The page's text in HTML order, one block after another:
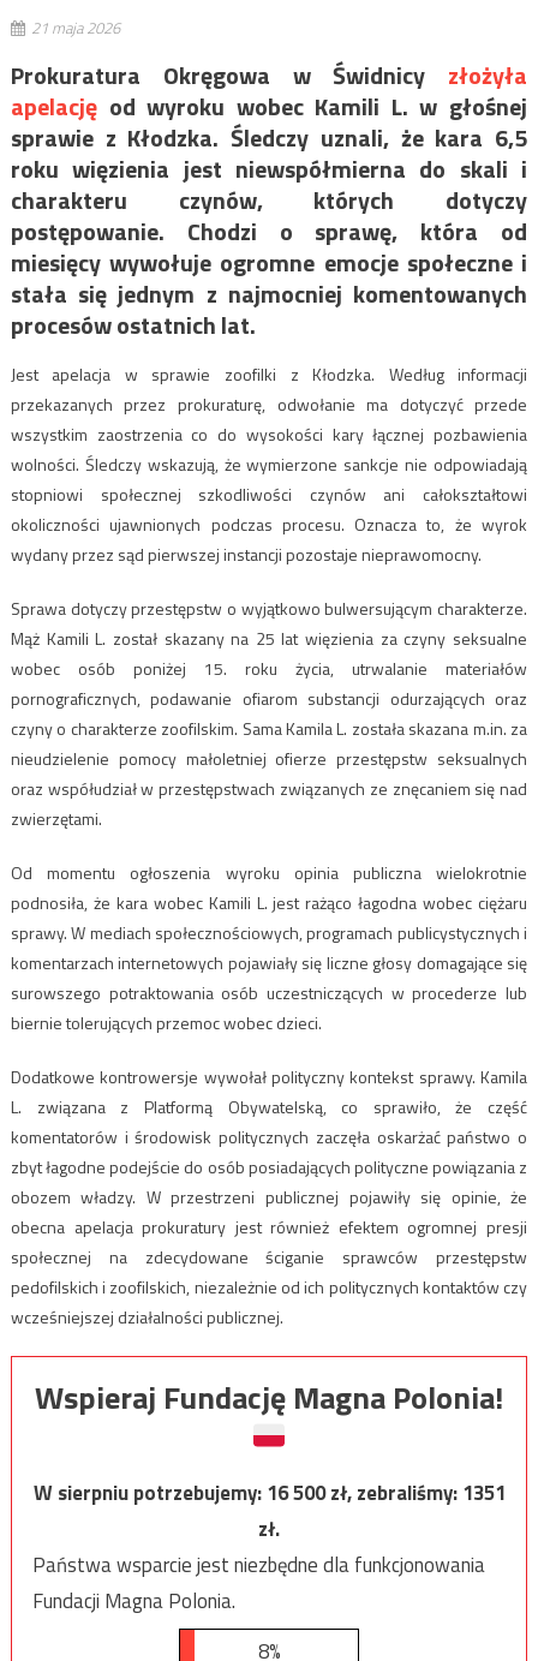
21 maja 2026
Prokuratura Okręgowa w Świdnicy złożyła
apelacjęod wyroku wobec Kamili L. w głośnej
sprawie z Kłodzka. Śledczy uznali, że kara 6,5
roku więzienia jest niewspółmierna do skali i
charakteru czynów, których dotyczy
postępowanie. Chodzi o sprawę, która od
miesięcy wywołuje ogromne emocje społeczne i
stała się jednym z najmocniej komentowanych
procesów ostatnich lat.
Jest apelacja w sprawie zoofilki z Kłodzka. Według informacji
przekazanych przez prokuraturę, odwołanie ma dotyczyć przede
wszystkim zaostrzenia co do wysokości kary łącznej pozbawienia
wolności. Śledczy wskazują, że wymierzone sankcje nie odpowiadają
stopniowi społecznej szkodliwości czynów ani całokształtowi
okoliczności ujawnionych podczas procesu. Oznacza to, że wyrok
wydany przez sąd pierwszej instancji pozostaje nieprawomocny.
Sprawa dotyczy przestępstw o wyjątkowo bulwersującym charakterze.
Mąż Kamili L. został skazany na 25 lat więzienia za czyny seksualne
wobec osób poniżej 15. roku życia, utrwalanie materiałów
pornograficznych, podawanie ofiarom substancji odurzających oraz
czyny o charakterze zoofilskim. Sama Kamila L. została skazana m.in. za
nieudzielenie pomocy małoletniej ofierze przestępstw seksualnych
oraz współudział w przestępstwach związanych ze znęcaniem się nad
zwierzętami.
Od momentu ogłoszenia wyroku opinia publiczna wielokrotnie
podnosiła, że kara wobec Kamili L. jest rażąco łagodna wobec ciężaru
sprawy. W mediach społecznościowych, programach publicystycznych i
komentarzach internetowych pojawiały się liczne głosy domagające się
surowszego potraktowania osób uczestniczących w procederze lub
biernie tolerujących przemoc wobec dzieci.
Dodatkowe kontrowersje wywołał polityczny kontekst sprawy. Kamila
L. związana z Platformą Obywatelską, co sprawiło, że część
komentatorów i środowisk politycznych zaczęła oskarżać państwo o
zbyt łagodne podejście do osób posiadających polityczne powiązania z
obozem władzy. W przestrzeni publicznej pojawiły się opinie, że
obecna apelacja prokuratury jest również efektem ogromnej presji
społecznej na zdecydowane ściganie sprawców przestępstw
pedofilskich i zoofilskich, niezależnie od ich politycznych kontaktów czy
wcześniejszej działalności publicznej.
Wspieraj Fundację Magna Polonia!
W sierpniu potrzebujemy:16 500zł, zebraliśmy:1351
zł.
Państwa wsparcie jest niezbędne dla funkcjonowania
Fundacji Magna Polonia.
8%